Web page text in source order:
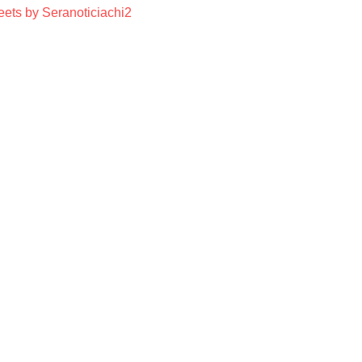
by Seranoticiachi2